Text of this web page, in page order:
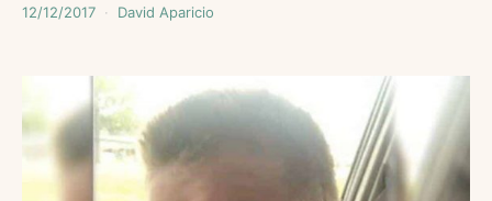
12/12/2017 David Aparicio